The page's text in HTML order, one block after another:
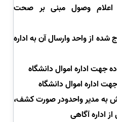
اعلام وصول مبنی بر صحت
شده از واحد وارسال آن به اداره
به مدیر واحدودر صورت کشف،
اداره آگاهی